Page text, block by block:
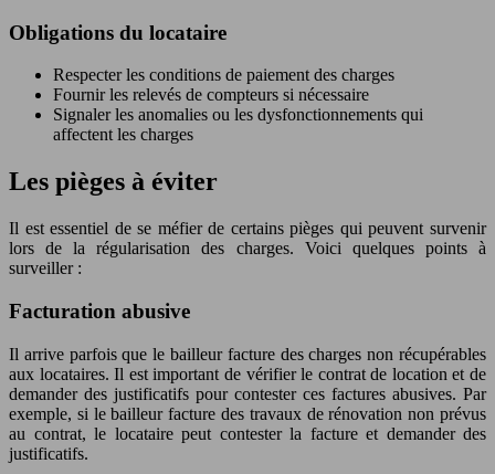
Obligations du locataire
Respecter les conditions de paiement des charges
Fournir les relevés de compteurs si nécessaire
Signaler les anomalies ou les dysfonctionnements qui
affectent les charges
Les pièges à éviter
Il est essentiel de se méfier de certains pièges qui peuvent survenir
lors de la régularisation des charges. Voici quelques points à
surveiller :
Facturation abusive
Il arrive parfois que le bailleur facture des charges non récupérables
aux locataires. Il est important de vérifier le contrat de location et de
demander des justificatifs pour contester ces factures abusives. Par
exemple, si le bailleur facture des travaux de rénovation non prévus
au contrat, le locataire peut contester la facture et demander des
justificatifs.